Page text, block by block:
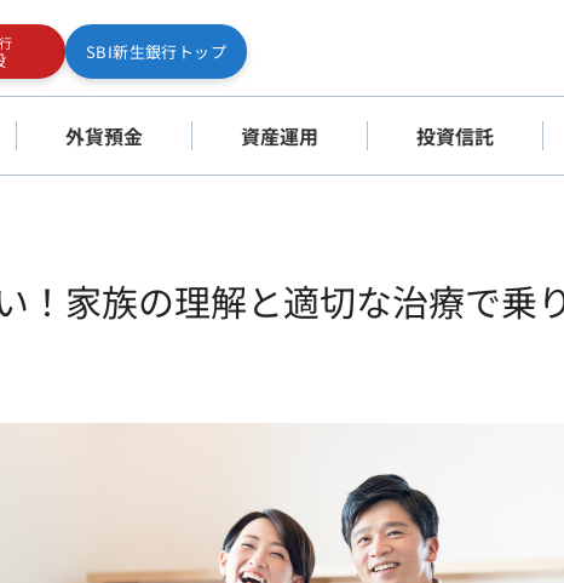
SBI新生銀行トップ
外貨預金 資産運用 投資信託
！家族の理解と適切な治療で乗